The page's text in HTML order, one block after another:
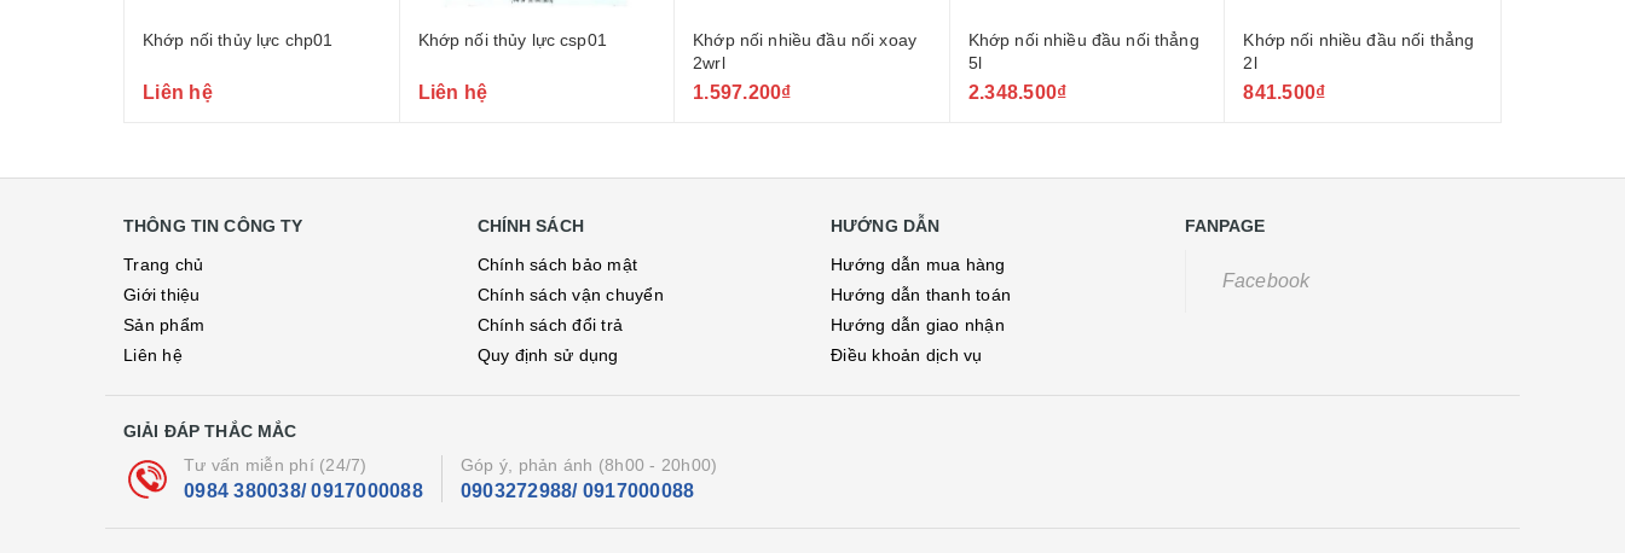
Khớp nối thủy lực chp01
Liên hệ
Khớp nối thủy lực csp01
Liên hệ
Khớp nối nhiều đầu nối xoay
2wrl
1.597.200₫
Khớp nối nhiều đầu nối thẳng
5l
2.348.500₫
Khớp nối nhiều đầu nối thẳng
2l
841.500₫
THÔNG TIN CÔNG TY
Trang chủ
Giới thiệu
Sản phẩm
Liên hệ
CHÍNH SÁCH
Chính sách bảo mật
Chính sách vận chuyển
Chính sách đổi trả
Quy định sử dụng
HƯỚNG DẪN
Hướng dẫn mua hàng
Hướng dẫn thanh toán
Hướng dẫn giao nhận
Điều khoản dịch vụ
FANPAGE
Facebook
GIẢI ĐÁP THẮC MẮC
Tư vấn miễn phí (24/7)
0984 380038/ 0917000088
Góp ý, phản ánh (8h00 - 20h00)
0903272988/ 0917000088